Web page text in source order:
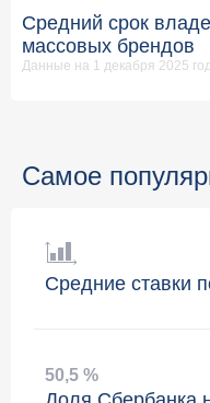
Средний срок
массовых брендов
Данные на 1 декабря 2025
Самое
Средние ставки
50,5 %